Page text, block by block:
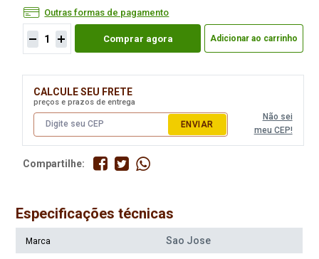
Outras formas de pagamento
Comprar agora Adicionar ao carrinho
CALCULE SEU FRETE
preços e prazos de entrega
ENVIAR
Não sei
meu CEP!
Compartilhe:
Especificações técnicas
Marca Sao Jose